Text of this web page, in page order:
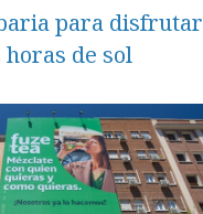
para disfrutar
horas de sol